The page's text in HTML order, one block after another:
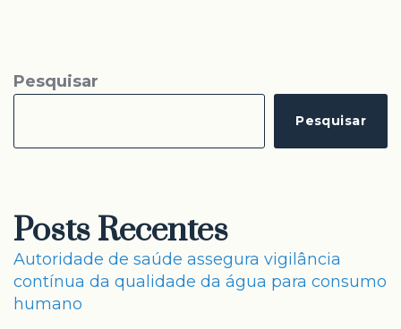
Pesquisar
Pesquisar
Posts Recentes
Autoridade de saúde assegura vigilância
contínua da qualidade da água para consumo
humano